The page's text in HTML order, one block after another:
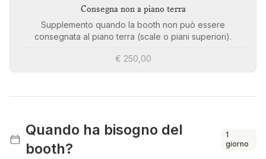
Consegna non a piano terra
Supplemento quando la booth non può essere
consegnata al piano terra (scale o piani superiori).
€ 250,00
Quando ha bisogno del
booth?
1
giorno